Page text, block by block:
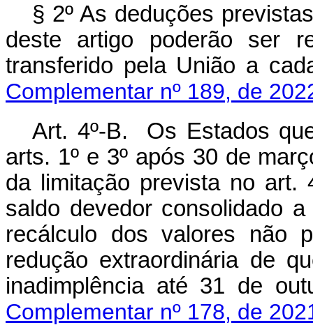
§ 2º As deduções
deste artigo poderão ser
transferido pela União a
Complementar nº 189, de
Art. 4º-B. Os Estados
arts. 1º e 3º após 30 de
da limitação prevista no art.
saldo devedor consolidado
recálculo dos valores não
redução extraordinária de
inadimplência até 31 de
Complementar nº 178, de